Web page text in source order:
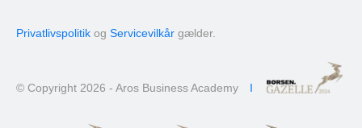
Privatlivspolitik og Servicevilkår gælder.
© Copyright 2026 - Aros Business Academy I